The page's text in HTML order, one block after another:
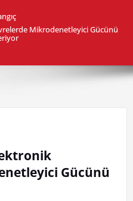
Mikrodenetleyici Gücünü
Gücünü